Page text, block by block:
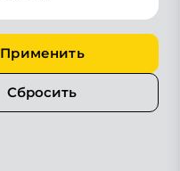
Применить
Сбросить